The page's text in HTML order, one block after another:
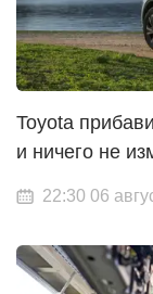
Toyota
и ничего не
22:30 06